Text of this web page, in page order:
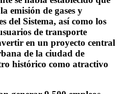
emisión de gases y
del Sistema, así como los
de transporte
en un proyecto central
de la ciudad de
histórico como atractivo